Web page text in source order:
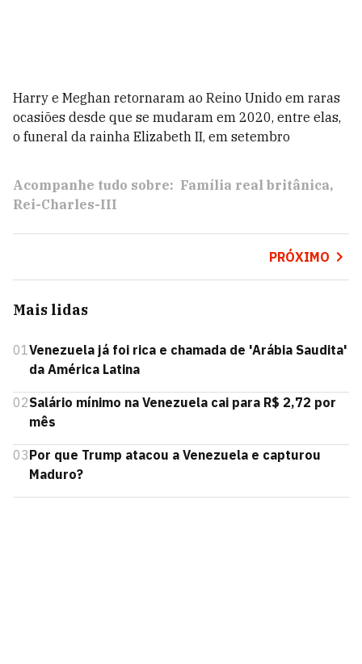
Harry e Meghan retornaram ao Reino Unido em raras
ocasiões desde que se mudaram em 2020, entre elas,
o funeral da rainha Elizabeth II, em setembro
Acompanhe tudo sobre: Família real britânica
Rei-Charles-III
PRÓXIMO
Mais lidas
01Venezuela já foi rica e chamada de 'Arábia Saudita'
da América Latina
02Salário mínimo na Venezuela cai para R$ 2,72 por
mês
03Por que Trump atacou a Venezuela e capturou
Maduro?